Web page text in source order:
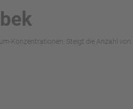
Konzentrationen. Steigt die Anzahl von